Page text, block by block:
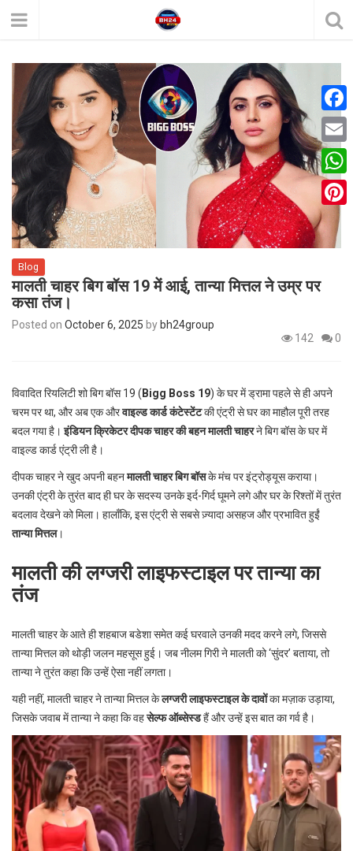
Blog
मालती चाहर बिग बॉस 19 में आई, तान्या मित्तल ने उम्र पर
कसा तंज।
Posted on October 6, 2025 by bh24group
142
0
विवादित रियलिटी शो बिग बॉस 19 ( Bigg Boss 19) के घर में ड्रामा पहले से ही अपने
चरम पर था, और अब एक औरवाइल्ड कार्ड कंटेस्टेंटकी एंट्री से घर का माहौल पूरी तरह
बदल गया है।इंडियन क्रिकेटर दीपक चाहर की बहन मालती चाहरने बिग बॉस के घर में
वाइल्ड कार्ड एंट्री ली है।
दीपक चाहर ने खुद अपनी बहनमालती चाहर बिग बॉसके मंच पर इंट्रोड्यूस कराया।
उनकी एंट्री के तुरंत बाद ही घर के सदस्य उनके इर्द-गिर्द घूमने लगे और घर के रिश्तों में तुरंत
बदलाव देखने को मिला। हालाँकि, इस एंट्री से सबसे ज़्यादा असहज और प्रभावित हुईं
तान्या मित्तल।
मालती की लग्जरी लाइफस्टाइल पर तान्या का
तंज
मालती चाहर के आते ही शहबाज बडेशा समेत कई घरवाले उनकी मदद करने लगे, जिससे
तान्या मित्तल को थोड़ी जलन महसूस हुई। जब नीलम गिरी ने मालती को ‘सुंदर’ बताया, तो
तान्या ने तुरंत कहा कि उन्हें ऐसा नहीं लगता।
यही नहीं, मालती चाहर ने तान्या मित्तल केलग्जरी लाइफस्टाइल के दावोंका मज़ाक उड़ाया,
जिसके जवाब में तान्या ने कहा कि वहसेल्फ ऑब्सेस्डहैं और उन्हें इस बात का गर्व है।
F
a
c
e
b
o
E
m
a
W
h
a
p
P
r
s
t